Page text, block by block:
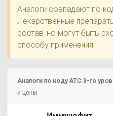
Аналоги совпадают по
Лекарственные
состав, но могут быть
способу применения.
Аналоги по коду ATC 3-го
и цены